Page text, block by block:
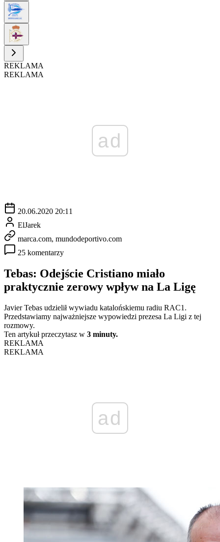
REKLAMA
REKLAMA
ad
20.06.2020 20:11
ElJarek
marca.com, mundodeportivo.com
25 komentarzy
Tebas: Odejście Cristiano miało
praktycznie zerowy wpływ na La Ligę
Javier Tebas udzielił wywiadu katalońskiemu radiu RAC1.
Przedstawiamy najważniejsze wypowiedzi prezesa La Ligi z tej
rozmowy.
Ten artykuł przeczytasz w 3 minuty.
REKLAMA
REKLAMA
ad